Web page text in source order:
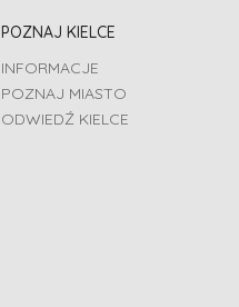
POZNAJ KIELCE
INFORMACJE
POZNAJ MIASTO
ODWIEDŹ KIELCE